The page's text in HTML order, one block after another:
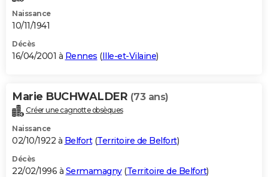
Naissance
10/11/1941
Décès
16/04/2001 à Rennes (Ille-et-Vilaine)
Marie BUCHWALDER (73 ans)
Créer une cagnotte obsèques
Naissance
02/10/1922 à Belfort(Territoire de Belfort)
Décès
22/02/1996 à Sermamagny(Territoire de Belfort)